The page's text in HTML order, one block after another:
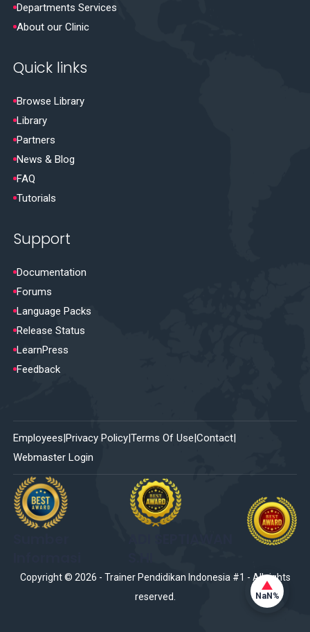
Departments Services
About our Clinic
Quick links
Browse Library
Library
Partners
News & Blog
FAQ
Tutorials
Support
Documentation
Forums
Language Packs
Release Status
LearnPress
Feedback
Employees Privacy Policy Terms Of Use Contact
Webmaster Login
Copyright © 2026 - Trainer Pendidikan Indonesia #1 - All rights
reserved.
NaN%